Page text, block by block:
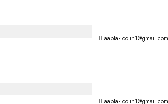
aaptak.co.in1@gmail.com
aaptak.co.in1@gmail.com